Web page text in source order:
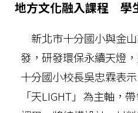
地方文化融入課程 學
新北市十分國小與金
發，研發環保永續天燈
十分國小校長吳忠霖表
「天LIGHT」為主軸，